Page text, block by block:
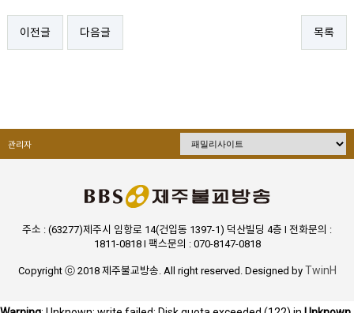
이전글 다음글 목록
관리자
주소 : (63277)제주시 임항로 14(건입동 1397-1) 덕산빌딩 4층 I 전화문의 :
1811-0818 I 팩스문의 : 070-8147-0818
Copyright ⓒ 2018 제주불교방송. All right reserved. Designed by TwinH